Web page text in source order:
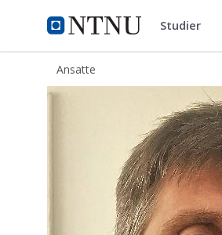
NTNU Hjemmeside
ntnu.no Studier
Ansatte
Petter Lingås